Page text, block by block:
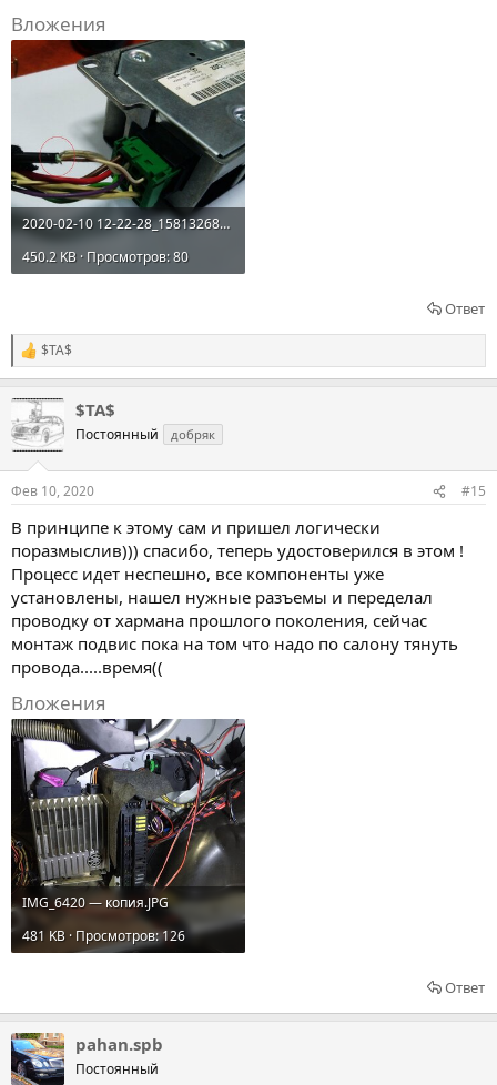
Вложения
2020-02-10 12-22-28_1581326855.jpg
450.2 KB · Просмотров: 80
Ответ
Р
е
ц
и
$TA$
$TA$
Постоянный добряк
Фев 10, 2020 #15
В принципе к этому сам и пришел логически
поразмыслив))) спасибо, теперь удостоверился в этом !
Процесс идет неспешно, все компоненты уже
установлены, нашел нужные разъемы и переделал
проводку от хармана прошлого поколения, сейчас
монтаж подвис пока на том что надо по салону тянуть
провода.....время((
Вложения
IMG_6420 — копия.JPG
481 KB · Просмотров: 126
Ответ
pahan.spb
Постоянный